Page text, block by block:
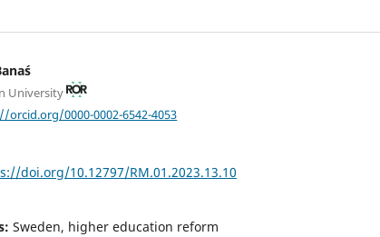
University
orcid.org/0000-0002-6542-4053
doi.org/10.12797/RM.01.2023.13.10
Sweden, higher education reform